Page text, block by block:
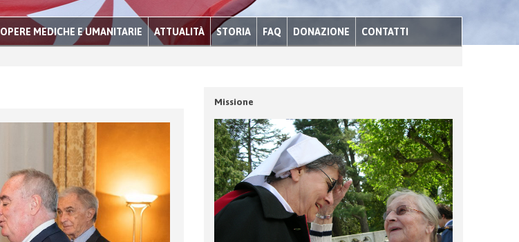
OPERE MEDICHE E UMANITARIE ATTUALITÀ STORIA FAQ DONAZIONE CONTATTI
Missione